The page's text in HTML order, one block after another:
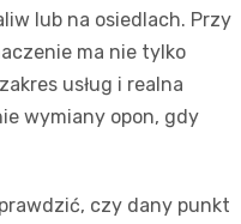
lub na osiedlach. Przy
ma nie tylko
usług i realna
wymiany opon, gdy
czy dany punkt